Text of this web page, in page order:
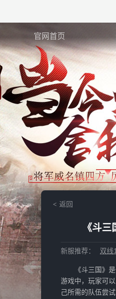
官网首页
返回
《斗
新服推荐： 双线
《斗三国》
游戏中，玩家可
己所需的队伍尝